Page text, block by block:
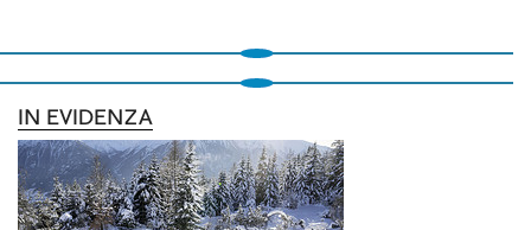
IN EVIDENZA